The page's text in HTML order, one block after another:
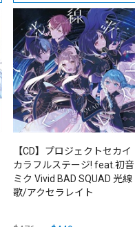
【CD】プロジェクトセカイ
カラフルステージ! feat.初音
ミク Vivid BAD SQUAD 光線
歌/アクセラレイト